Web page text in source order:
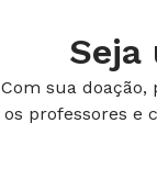
Seja
Com sua
os professores e